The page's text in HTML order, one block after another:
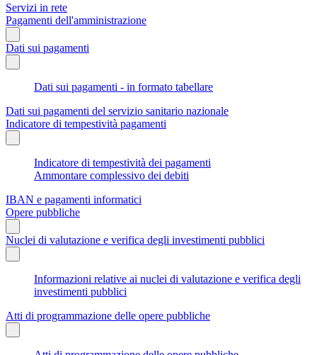
Servizi in rete
Pagamenti dell'amministrazione
Dati sui pagamenti
Dati sui pagamenti - in formato tabellare
Dati sui pagamenti del servizio sanitario nazionale
Indicatore di tempestività pagamenti
Indicatore di tempestività dei pagamenti
Ammontare complessivo dei debiti
IBAN e pagamenti informatici
Opere pubbliche
Nuclei di valutazione e verifica degli investimenti pubblici
Informazioni relative ai nuclei di valutazione e verifica degli
investimenti pubblici
Atti di programmazione delle opere pubbliche